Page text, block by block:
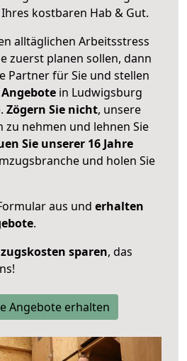
kostbaren Hab & Gut.
alltäglichen Arbeitsstress
zuerst planen sollen, dann
Partner für Sie und stellen
in Ludwigsburg
Zögern Sie nicht, unsere
zu nehmen und lehnen Sie
Sie unserer 16 Jahre
und holen Sie
aus und erhalten
.
sparen, das
Angebote erhalten